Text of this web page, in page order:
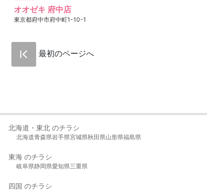
オオゼキ 府中店
東京都府中市府中町1-10-1
最初のページへ
北海道・東北 のチラシ
北海道青森県岩手県宮城県秋田県山形県福島県
東海 のチラシ
岐阜県静岡県愛知県三重県
四国 のチラシ